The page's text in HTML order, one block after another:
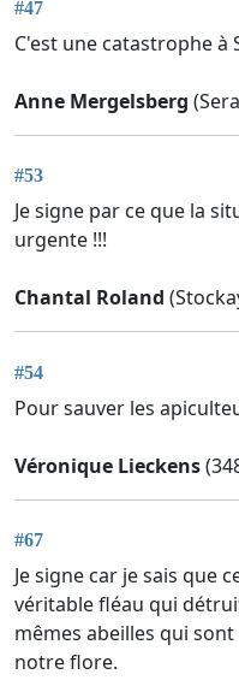
#47
C'est une catastrophe à
Anne Mergelsberg
#53
Je signe par ce que la
urgente !!!
Chantal Roland
#54
Pour sauver les
Véronique Lieckens
#67
Je signe car je sais que
véritable fléau qui
mêmes abeilles qui
notre flore.